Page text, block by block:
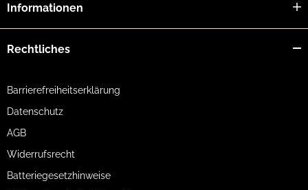
Informationen
Rechtliches
Barrierefreiheitserklärung
Datenschutz
AGB
Widerrufsrecht
Batteriegesetzhinweise